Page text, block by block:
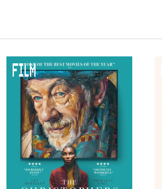
FILM